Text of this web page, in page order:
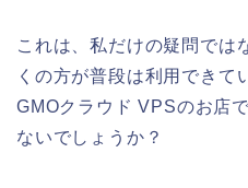
これは、私だけの疑問では
くの方が普段は利用できて
GMOクラウド VPSのお店
ないでしょうか？